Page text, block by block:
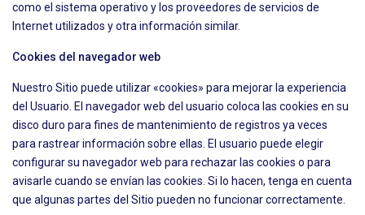
como el sistema operativo y los proveedores de servicios de
Internet utilizados y otra información similar.
Cookies del navegador web
Nuestro Sitio puede utilizar «cookies» para mejorar la experiencia
del Usuario. El navegador web del usuario coloca las cookies en su
disco duro para fines de mantenimiento de registros ya veces
para rastrear información sobre ellas. El usuario puede elegir
configurar su navegador web para rechazar las cookies o para
avisarle cuando se envían las cookies. Si lo hacen, tenga en cuenta
que algunas partes del Sitio pueden no funcionar correctamente.